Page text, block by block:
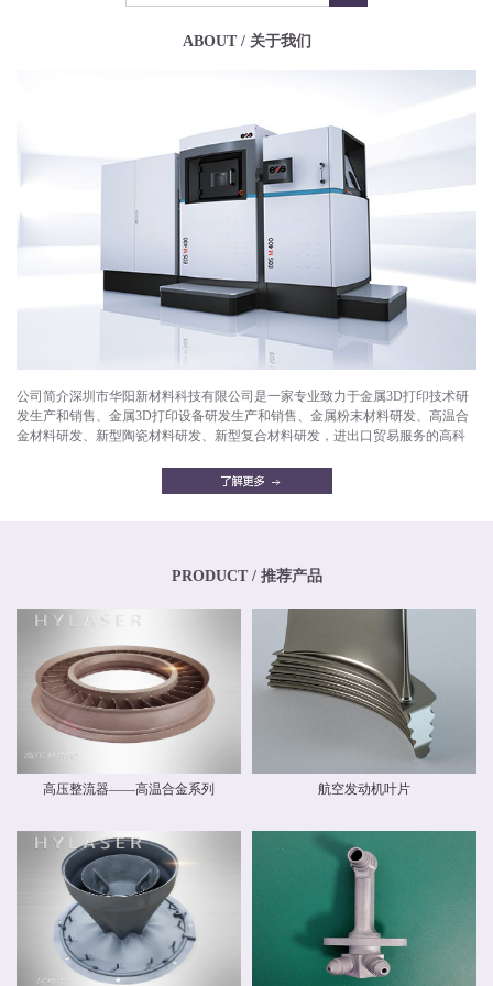
ABOUT / 关于我们
公司简介深圳市华阳新材料科技有限公司是一家专业致力于金属3D打印技术研
发生产和销售、金属3D打印设备研发生产和销售、金属粉末材料研发、高温合
金材料研发、新型陶瓷材料研发、新型复合材料研发，进出口贸易服务的高科
油喷嘴，减重机箱，散热器，异形件，模具，工艺品等。华阳新材料拥有一支
专业化、年轻化的技术团队，其骨干均为博士、硕士，其中博士生比例超过
联合研发合作关系。华阳新材料具有高素质人才的研发中心，，拥有一流的跨
检测设备，能够对材料物理力学性能、化学性能及疲劳损伤进行检测，能分析
材料化学成分、分析金属及金属间化合物的分布、分析晶体和晶界组织。 华阳
新材料现有激光专业级金属3D打印设备多台。公司具有ISO9001质量体系认
证，具备完整的质量管理体系。公司战略华阳的价值理念是 创造价值，创新报
国 ；核心竞争力是持续创新、快速响应。我们根据客户需求开发新产品和系统
方案，提供可靠的质量和最好的服务，并降低客户成本。
PRODUCT / 推荐产品
高压整流器——高温合金系列 航空发动机叶片